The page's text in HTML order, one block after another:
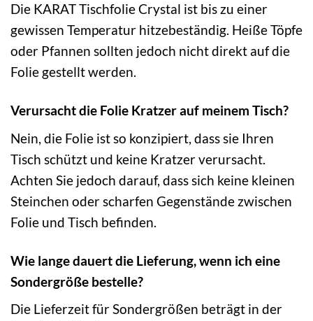
Die KARAT Tischfolie Crystal ist bis zu einer
gewissen Temperatur hitzebeständig. Heiße Töpfe
oder Pfannen sollten jedoch nicht direkt auf die
Folie gestellt werden.
Verursacht die Folie Kratzer auf meinem Tisch?
Nein, die Folie ist so konzipiert, dass sie Ihren
Tisch schützt und keine Kratzer verursacht.
Achten Sie jedoch darauf, dass sich keine kleinen
Steinchen oder scharfen Gegenstände zwischen
Folie und Tisch befinden.
Wie lange dauert die Lieferung, wenn ich eine
Sondergröße bestelle?
Die Lieferzeit für Sondergrößen beträgt in der